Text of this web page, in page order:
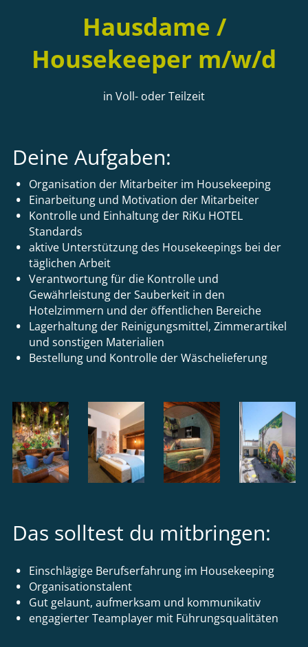
Hausdame /
Housekeeper m/w/d
in Voll- oder Teilzeit
Deine Aufgaben:
Organisation der Mitarbeiter im Housekeeping
Einarbeitung und Motivation der Mitarbeiter
Kontrolle und Einhaltung der RiKu HOTEL
Standards
aktive Unterstützung des Housekeepings bei der
täglichen Arbeit
Verantwortung für die Kontrolle und
Gewährleistung der Sauberkeit in den
Hotelzimmern und der öffentlichen Bereiche
Lagerhaltung der Reinigungsmittel, Zimmerartikel
und sonstigen Materialien
Bestellung und Kontrolle der Wäschelieferung
Das solltest du mitbringen:
Einschlägige Berufserfahrung im Housekeeping
Organisationstalent
Gut gelaunt, aufmerksam und kommunikativ
engagierter Teamplayer mit Führungsqualitäten